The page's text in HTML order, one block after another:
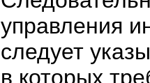
управления
следует
в которых